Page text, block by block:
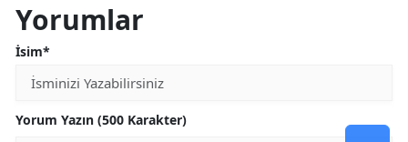
Yorumlar
İsim*
Yorum Yazın (500 Karakter)